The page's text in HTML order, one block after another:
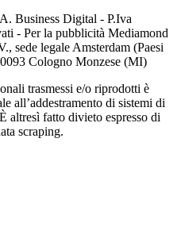
Business Digital - P.Iva
- Per la pubblicità Mediamond
sede legale Amsterdam (Paesi
Cologno Monzese (MI)
trasmessi e/o riprodotti è
all’addestramento di sistemi di
altresì fatto divieto espresso di
scraping.